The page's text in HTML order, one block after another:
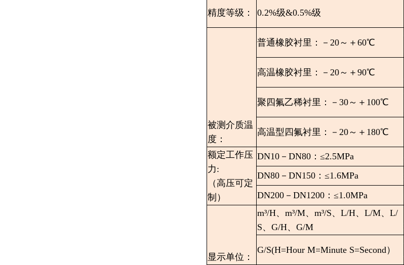
精度等级： 0.2%级&0.5%级
被测介质温
度：
普通橡胶衬里：－20～＋60℃
高温橡胶衬里：－20～＋90℃
聚四氟乙稀衬里：－30～＋100℃
高温型四氟衬里：－20～＋180℃
额定工作压
力:
（高压可定
制）
DN10－DN80：≤2.5MPa
DN80－DN150：≤1.6MPa
DN200－DN1200：≤1.0MPa
显示单位：
m³/H、m³/M、m³/S、L/H、L/M、L/
S、G/H、G/M
G/S(H=Hour M=Minute S=Second）